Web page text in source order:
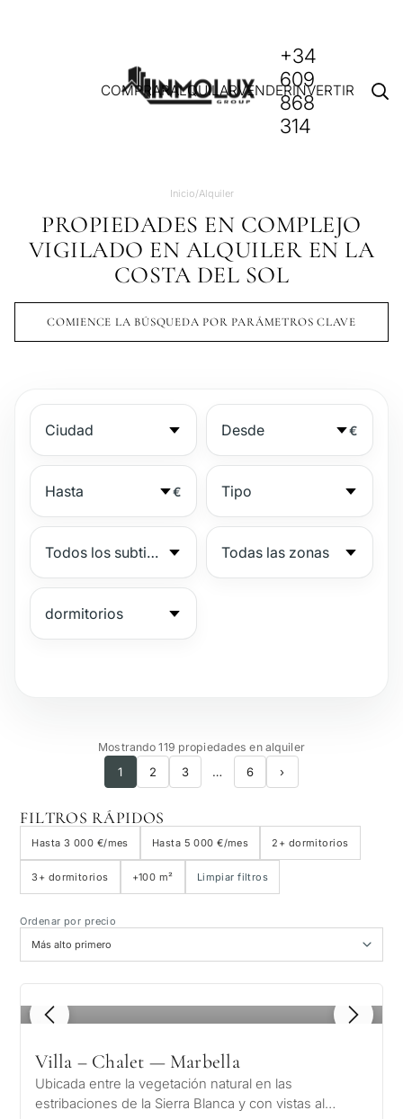
COMPRARALQUILARVENDERINVERTIR
+34
609
868
314
Inicio/Alquiler
PROPIEDADES EN COMPLEJO
VIGILADO EN ALQUILER EN LA
COSTA DEL SOL
COMIENCE LA BÚSQUEDA POR PARÁMETROS CLAVE
€
€
Complejo vigilado
Junto a la playa
Vista al mar
Vista panorámica
Vista al campo de golf
Con ascensor
Mostrando 119 propiedades en alquiler
1 2 3 … 6 ›
FILTROS RÁPIDOS
Hasta 3 000 €/mes Hasta 5 000 €/mes 2+ dormitorios
3+ dormitorios +100 m² Limpiar filtros
Ordenar por precio
1 / 8
Villa – Chalet — Marbella
Ubicada entre la vegetación natural en las
estribaciones de la Sierra Blanca y con vistas al